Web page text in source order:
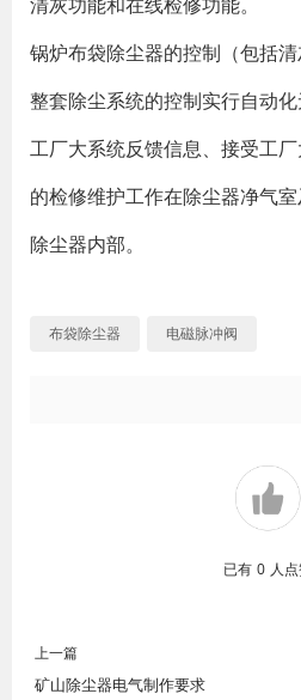
锅炉布袋除尘器的控制（包括清
整套除尘系统的控制实行自动
工厂大系统反馈信息、接受工
的检修维护工作在除尘器净气
除尘器内部。
布袋除尘器 电磁脉冲阀
已有 0 人
上一篇
矿山除尘器电气制作要求